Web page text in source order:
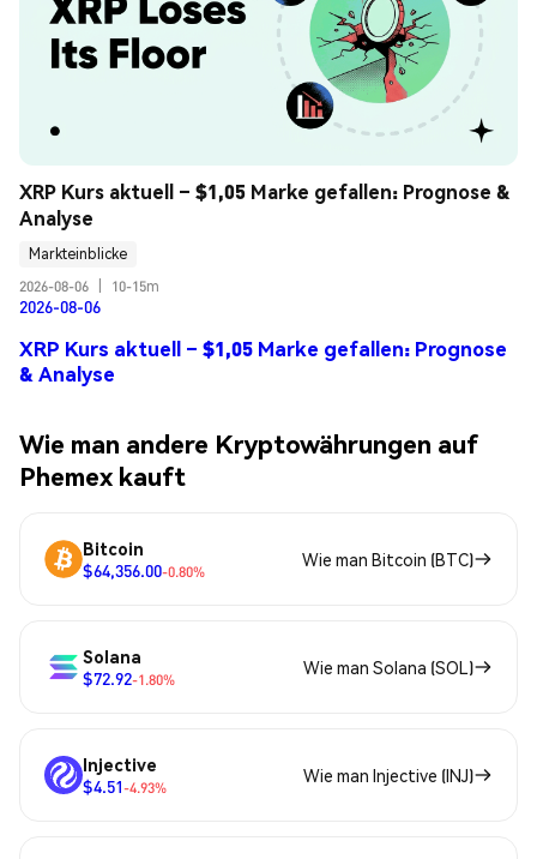
XRP Kurs aktuell – $1,05 Marke gefallen: Prognose &
Analyse
Markteinblicke
2026-08-06
10-15m
2026-08-06
XRP Kurs aktuell – $1,05 Marke gefallen: Prognose
& Analyse
Wie man andere Kryptowährungen auf
Phemex kauft
Bitcoin
$64,356.00-0.80%
Wie man Bitcoin (BTC)
Solana
$72.92-1.80%
Wie man Solana (SOL)
Injective
$4.51-4.93%
Wie man Injective (INJ)